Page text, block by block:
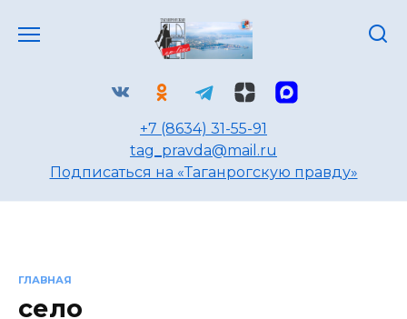
+7 (8634) 31-55-91
tag_pravda@mail.ru
Подписаться на «Таганрогскую правду»
ГЛАВНАЯ
село